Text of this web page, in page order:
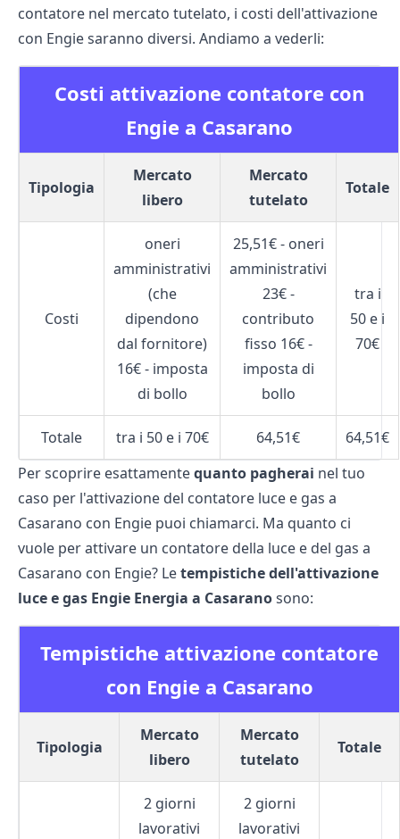
contatore nel mercato tutelato, i costi dell'attivazione
con Engie saranno diversi. Andiamo a vederli:
Costi attivazione contatore con
Engie a Casarano
Tipologia
Mercato
libero
Mercato
tutelato
Totale
Costi
oneri
amministrativi
(che
dipendono
dal fornitore)
16€ - imposta
di bollo
25,51€ - oneri
amministrativi
23€ -
contributo
fisso 16€ -
imposta di
bollo
tra i
50 e i
70€
Totale tra i 50 e i 70€ 64,51€
64,51€
Per scoprire esattamentequanto pagherai nel tuo
caso per l'attivazione del contatore luce e gas a
Casarano con Engie puoi chiamarci. Ma quanto ci
vuole per attivare un contatore della luce e del gas a
Casarano con Engie? Letempistiche dell'attivazione
luce e gas Engie Energia a Casaranosono:
Tempistiche attivazione contatore
con Engie a Casarano
Tipologia
Mercato
libero
Mercato
tutelato
Totale
2 giorni
lavorativi
2 giorni
lavorativi